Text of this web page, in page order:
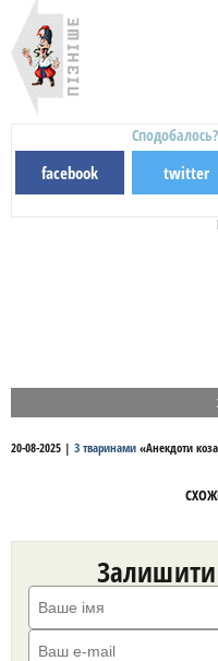
facebook twitter
20-08-2025 | З тваринами «Анекдоти
Залишити